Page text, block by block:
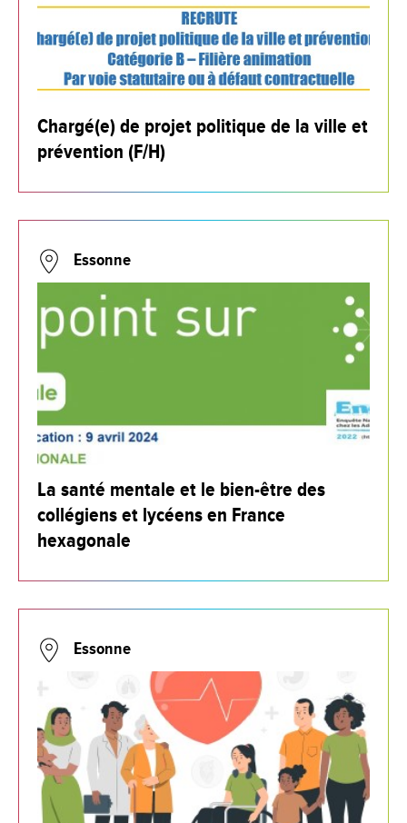
Chargé(e) de projet politique de la ville et
prévention (F/H)
Essonne
La santé mentale et le bien-être des
collégiens et lycéens en France
hexagonale
Essonne